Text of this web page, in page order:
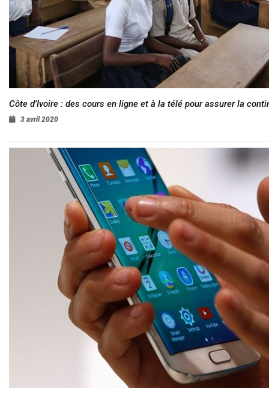
Côte d’Ivoire : des cours en ligne et à la télé pour assurer la
3 avril 2020